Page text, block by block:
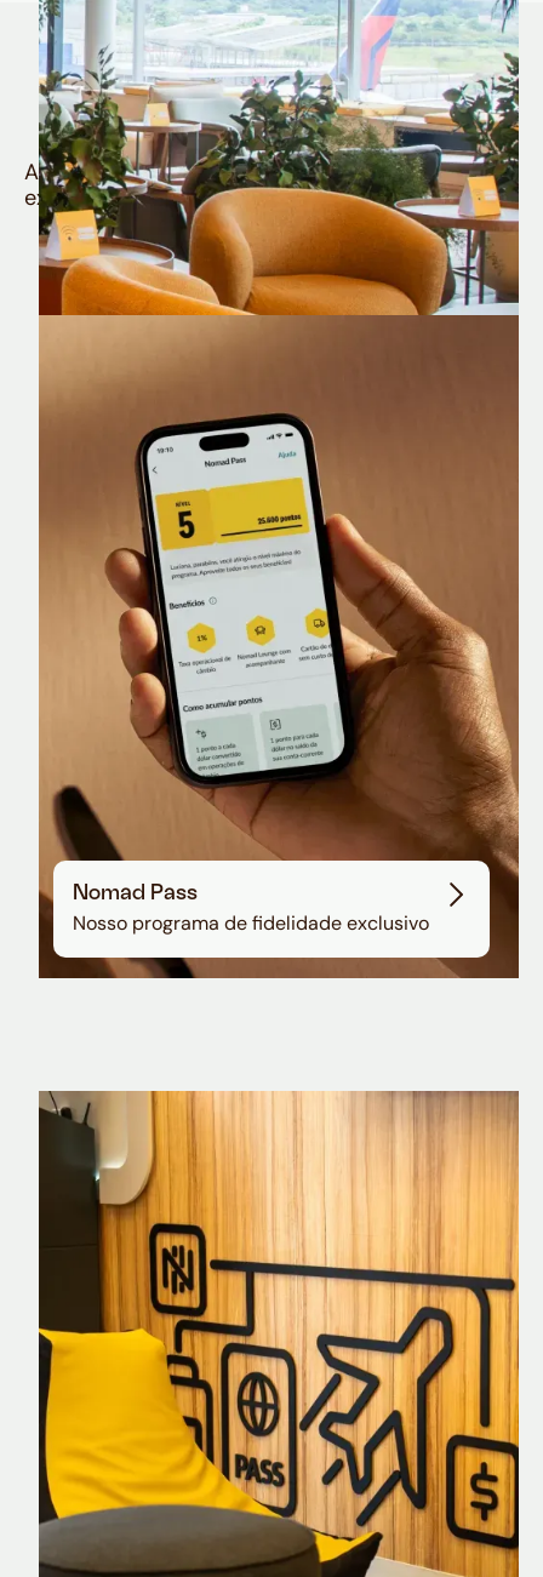
Quem é Nomad tem
muito mais
Aproveite todos os benefícios e vantagens
exclusivas da sua Conta Internacional
Nomad Lounge
Sala VIP no Aeroporto de Guarulhos
Nomad Pass
Nosso programa de fidelidade exclusivo
Nomad Explorer
Cartão de crédito brasileiro com cashback
em dólar